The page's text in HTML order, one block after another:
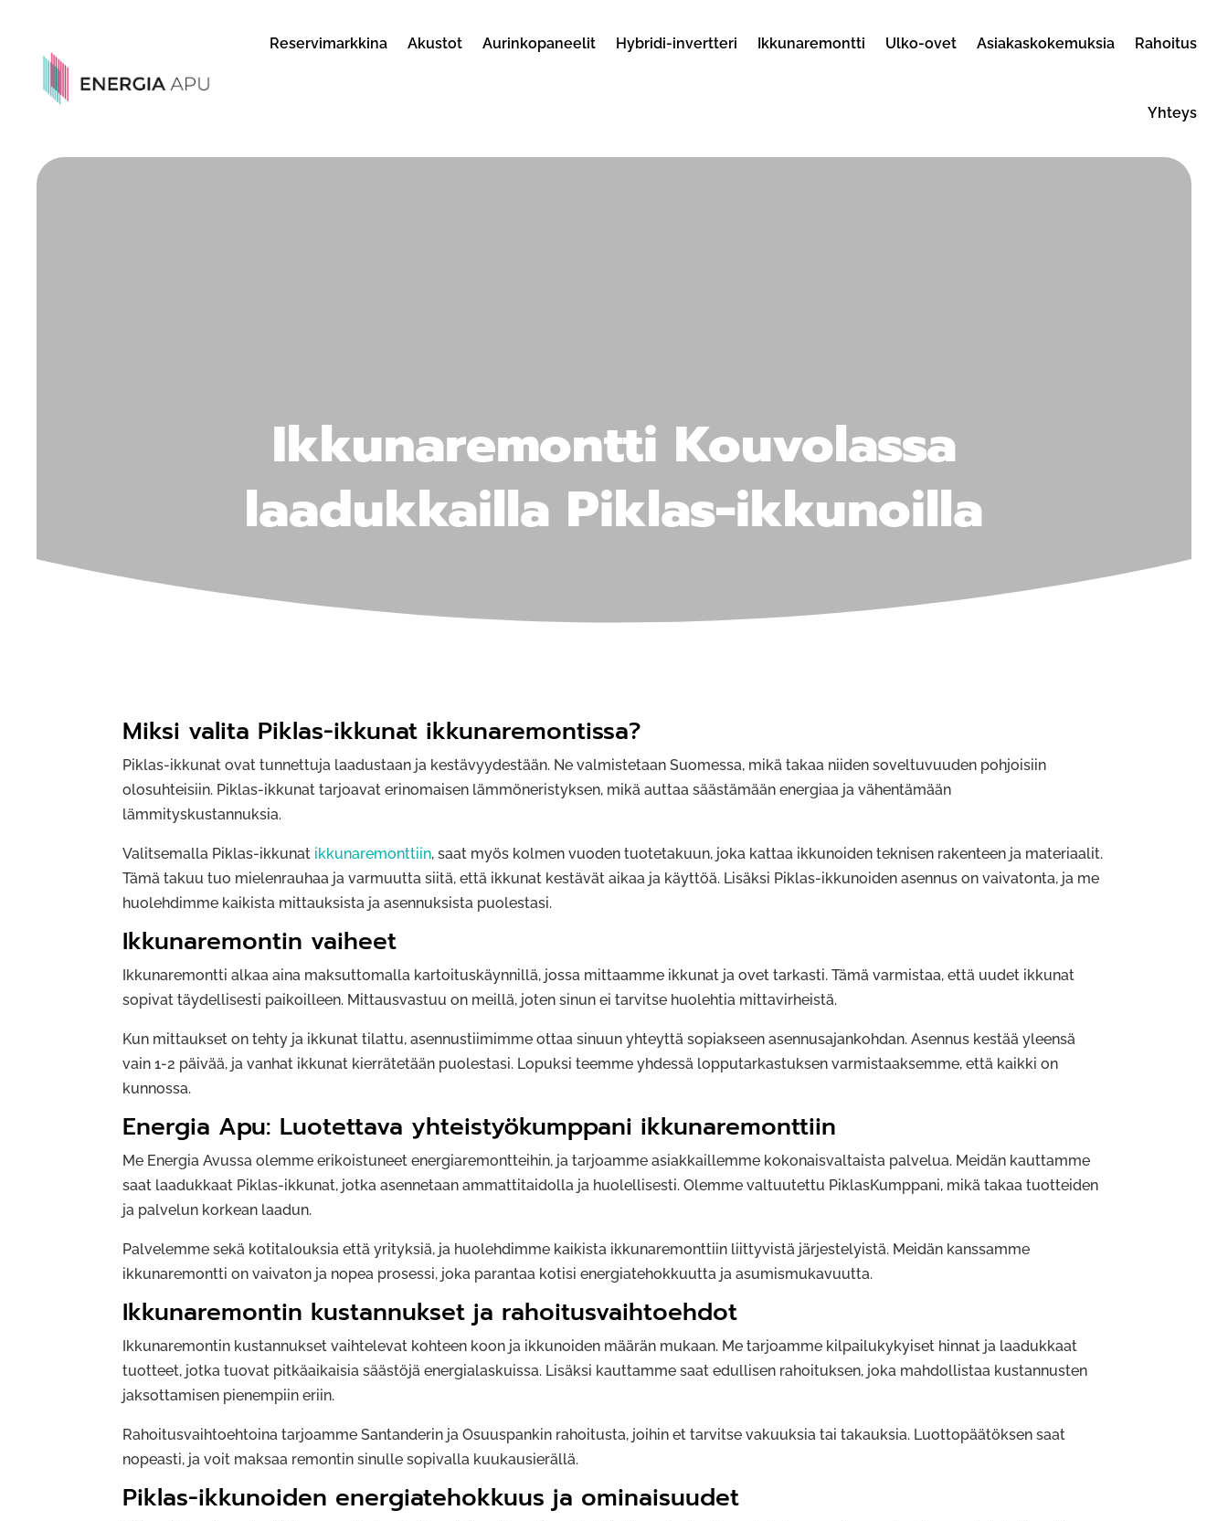
Reservimarkkina Akustot Aurinkopaneelit Hybridi-invertteri Ikkunaremontti Ulko-ovet Asiakaskokemuksia Rahoitus
Yhteys
Ikkunaremontti Kouvolassa
laadukkailla Piklas-ikkunoilla
Miksi valita Piklas-ikkunat ikkuna­remontissa?
Piklas-ikkunat ovat tunnettuja laadustaan ja kestävyydestään. Ne valmistetaan Suomessa, mikä takaa niiden soveltuvuuden pohjoisiin
olosuhteisiin. Piklas-ikkunat tarjoavat erinomaisen lämmöneristyksen, mikä auttaa säästämään energiaa ja vähentämään
lämmityskustannuksia.
Valitsemalla Piklas-ikkunat ikkuna­remonttiin, saat myös kolmen vuoden tuotetakuun, joka kattaa ikkunoiden teknisen rakenteen ja materiaalit.
Tämä takuu tuo mielenrauhaa ja varmuutta siitä, että ikkunat kestävät aikaa ja käyttöä. Lisäksi Piklas-ikkunoiden asennus on vaivatonta, ja me
huolehdimme kaikista mittauksista ja asennuksista puolestasi.
Ikkunaremontin vaiheet
Ikkunaremontti alkaa aina maksuttomalla kartoituskäynnillä, jossa mittaamme ikkunat ja ovet tarkasti. Tämä varmistaa, että uudet ikkunat
sopivat täydellisesti paikoilleen. Mittausvastuu on meillä, joten sinun ei tarvitse huolehtia mittavirheistä.
Kun mittaukset on tehty ja ikkunat tilattu, asennustiimimme ottaa sinuun yhteyttä sopiakseen asennusajankohdan. Asennus kestää yleensä
vain 1-2 päivää, ja vanhat ikkunat kierrätetään puolestasi. Lopuksi teemme yhdessä lopputarkastuksen varmistaaksemme, että kaikki on
kunnossa.
Energia Apu: Luotettava yhteistyökumppani ikkunaremonttiin
Me Energia Avussa olemme erikoistuneet energiaremontteihin, ja tarjoamme asiakkaillemme kokonaisvaltaista palvelua. Meidän kauttamme
saat laadukkaat Piklas-ikkunat, jotka asennetaan ammattitaidolla ja huolellisesti. Olemme valtuutettu PiklasKumppani, mikä takaa tuotteiden
ja palvelun korkean laadun.
Palvelemme sekä kotitalouksia että yrityksiä, ja huolehdimme kaikista ikkuna­remonttiin liittyvistä järjestelyistä. Meidän kanssamme
ikkunaremontti on vaivaton ja nopea prosessi, joka parantaa kotisi energiatehokkuutta ja asumismukavuutta.
Ikkunaremontin kustannukset ja rahoitusvaihtoehdot
Ikkunaremontin kustannukset vaihtelevat kohteen koon ja ikkunoiden määrän mukaan. Me tarjoamme kilpailukykyiset hinnat ja laadukkaat
tuotteet, jotka tuovat pitkäaikaisia säästöjä energialaskuissa. Lisäksi kauttamme saat edullisen rahoituksen, joka mahdollistaa kustannusten
jaksottamisen pienempiin eriin.
Rahoitusvaihtoehtoina tarjoamme Santanderin ja Osuuspankin rahoitusta, joihin et tarvitse vakuuksia tai takauksia. Luottopäätöksen saat
nopeasti, ja voit maksaa remontin sinulle sopivalla kuukausierällä.
Piklas-ikkunoiden energiatehokkuus ja ominaisuudet